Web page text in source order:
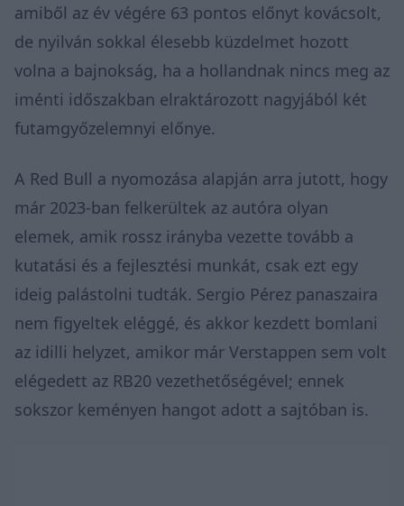
amiből az év végére 63 pontos előnyt kovácsolt,
de nyilván sokkal élesebb küzdelmet hozott
volna a bajnokság, ha a hollandnak nincs meg az
iménti időszakban elraktározott nagyjából két
futamgyőzelemnyi előnye.
A Red Bull a nyomozása alapján arra jutott, hogy
már 2023-ban felkerültek az autóra olyan
elemek, amik rossz irányba vezette tovább a
kutatási és a fejlesztési munkát, csak ezt egy
ideig palástolni tudták. Sergio Pérez panaszaira
nem figyeltek eléggé, és akkor kezdett bomlani
az idilli helyzet, amikor már Verstappen sem volt
elégedett az RB20 vezethetőségével; ennek
sokszor keményen hangot adott a sajtóban is.